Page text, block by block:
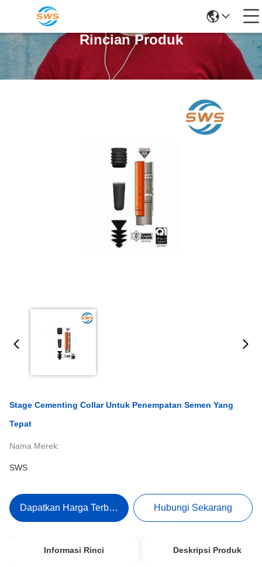
Rincian Produk
Stage Cementing Collar Untuk Penempatan Semen Yang
Tepat
Nama Merek:
SWS
Dapatkan Harga Terbaik Hubungi Sekarang
Informasi Rinci Deskripsi Produk